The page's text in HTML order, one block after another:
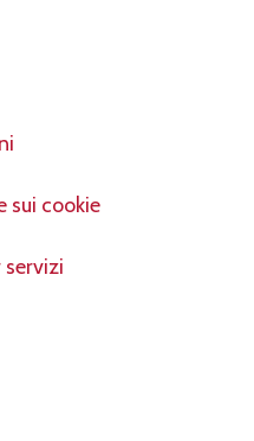
sui cookie